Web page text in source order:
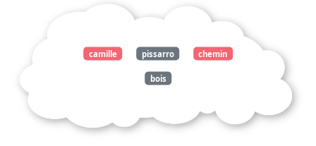
camille pissarro chemin
bois